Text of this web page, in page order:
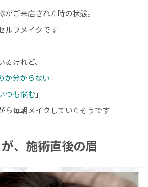
がご来店された時の状態。
ルフメイクです
けれど、
か分からない 」
つも悩む」
ら毎朝メイクしていたそうです
、施術直後の眉